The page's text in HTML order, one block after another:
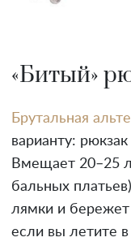
«Битый»
Брутальная
варианту:
Вмещает 20–25
бальных
лямки и
если вы летите в